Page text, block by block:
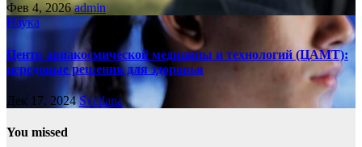
Фев 4, 2026admin
Наука
Центр авиакосмической медицины и технологий (ЦАМТ):
передовые решения для здоровья
Дек 17, 2024Svetlana
You missed